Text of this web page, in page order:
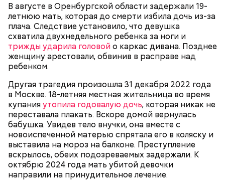
В августе в Оренбургской области задержали 19-
летнюю мать, которая до смерти избила дочь из-за
плача. Следствие установило, что девушка
схватила двухнедельного ребенка за ноги и
трижды ударила головойо каркас дивана. Позднее
женщину арестовали, обвинив в расправе над
ребенком.
Другая трагедия произошла 31 декабря 2022 года
в Москве. 18-летняя местная жительница во время
купанияутопила годовалую дочь, которая никак не
переставала плакать. Вскоре домой вернулась
бабушка. Увидев тело внучки, она вместе с
новоиспеченной матерью спрятала его в коляску и
выставила на мороз на балконе. Преступление
вскрылось, обеих подозреваемых задержали. К
октябрю 2024 года мать убитой девочки
направили на принудительное лечение.
Следующим подопытным стал друг детства
Миссюры Константин. 3 февраля того же года,
когда молодые люди ехали вместе в машине,
подозреваемый угостил приятеля морсом с
этиленгликолем. Через два дня Константин умер в
реанимировали, и там он скончался, — рассказывал
Миссюра на допросе.
Между убийцей и жертвой был давний конфликт.
Кадирханов якобы однажды оскорбил отца
Мутаева. Еще бойцу не нравилось, что оппонент
ухаживает за сестрой его близкого друга.
Общественник Шамиль Хадулаев писал в своем
Telegram-канале, что в конце 2023 года Мутаев
назначил Кадирханову встречу, пришел на нее
вместе с друзьями и жестоко избил оппонента.
Мутаев и его друзья снова назначили Кадирханову
встречу. На этот раз они затащили оппонента в
свою квартиру дома и избили, а также сняли ему
скальп, срезав волосы на голове вместе с кожей.
Это позднее подтвердили в управлении
Следственного комитета по Дагестану.